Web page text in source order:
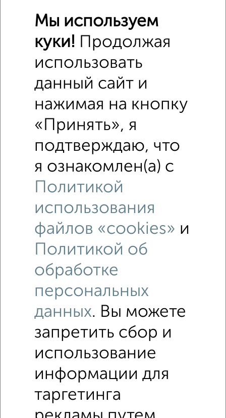
Офисное помещение, 22 м²
в месяц
Октябрьский район, Свободный проспект 48
Собственник, 17.05.2023
Помещение свободного назначения, 130 м²
₽ в месяц
Свердловский район, мкр. Южный Берег, Южная
набережная 10
Собственник, 28.02.2023
Торговое помещение, 72 м²
в месяц
набережная 10
Собственник, 03.02.2023
Мы используем
куки! Продолжая
использовать
данный сайт и
нажимая на кнопку
«Принять», я
подтверждаю, что
я ознакомлен(а) с
Политикой
использования
файлов «cookies» и
Политикой об
обработке
персональных
данных. Вы можете
запретить сбор и
использование
информации для
таргетинга